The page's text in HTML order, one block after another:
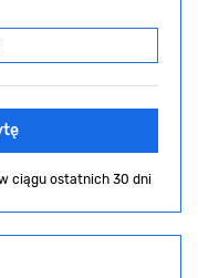
ciągu ostatnich 30 dni